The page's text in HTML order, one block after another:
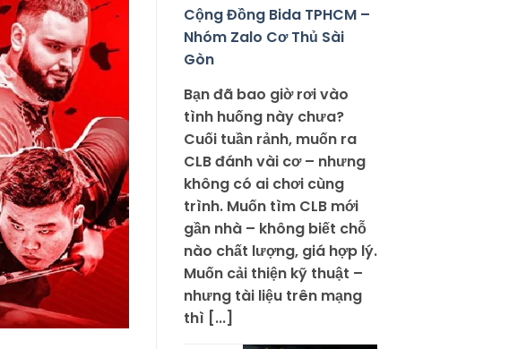
Cộng Đồng Bida TPHCM –
Nhóm Zalo Cơ Thủ Sài
Gòn
Bạn đã bao giờ rơi vào
tình huống này chưa?
Cuối tuần rảnh, muốn ra
CLB đánh vài cơ – nhưng
không có ai chơi cùng
trình. Muốn tìm CLB mới
gần nhà – không biết chỗ
nào chất lượng, giá hợp lý.
Muốn cải thiện kỹ thuật –
nhưng tài liệu trên mạng
thì [...]